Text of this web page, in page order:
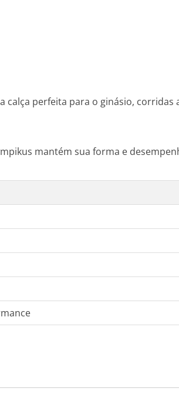
perfeita para o ginásio,
mantém sua forma e